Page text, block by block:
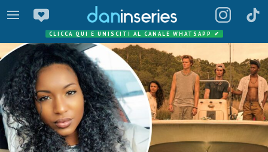
CLICCA QUI E UNISCITI AL CANALE WHATSAPP ✔